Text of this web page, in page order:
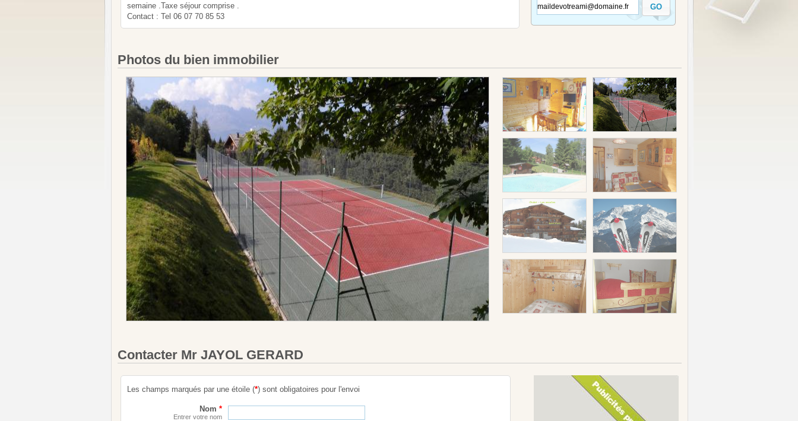
semaine .Taxe séjour comprise .
Contact : Tel 06 07 70 85 53
GO
Photos du bien immobilier
Contacter Mr JAYOL GERARD
Les champs marqués par une étoile (*) sont obligatoires pour l'envoi
Nom *
Entrer votre nom